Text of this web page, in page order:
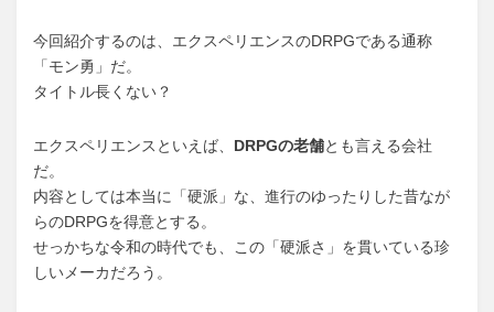
今回紹介するのは、エクスペリエンスのDRPGである通称
「モン勇」だ。
タイトル長くない？
エクスペリエンスといえば、 DRPGの老舗とも言える会社
だ。
内容としては本当に「硬派」な、進行のゆったりした昔なが
らのDRPGを得意とする。
せっかちな令和の時代でも、この「硬派さ」を貫いている珍
しいメーカだろう。